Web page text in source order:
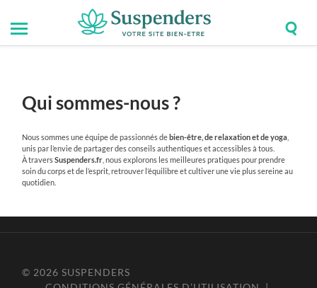
Suspenders
Toggle
mobile
Qui sommes-nous ?
Nous sommes une équipe de passionnés debien-être, de relaxation et de yoga
unis par l’envie de partager des conseils authentiques et accessibles à tous.
À traversSuspenders.fr , nous explorons les meilleures pratiques pour prendre
soin du corps et de l’esprit, retrouver l’équilibre et cultiver une vie plus sereine au
quotidien.
© 2026SUSPENDERS